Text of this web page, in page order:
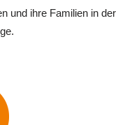
und ihre Familien in der